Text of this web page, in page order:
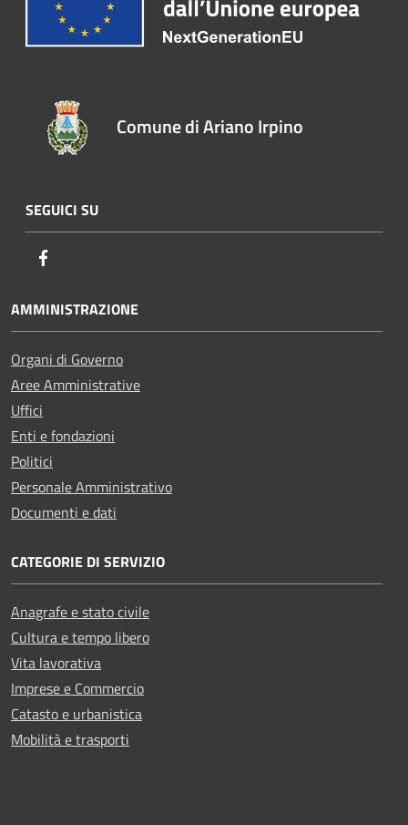
Comune di Ariano Irpino
SEGUICI SU
AMMINISTRAZIONE
Organi di Governo
Aree Amministrative
Uffici
Enti e fondazioni
Politici
Personale Amministrativo
Documenti e dati
CATEGORIE DI SERVIZIO
Anagrafe e stato civile
Cultura e tempo libero
Vita lavorativa
Imprese e Commercio
Catasto e urbanistica
Mobilità e trasporti